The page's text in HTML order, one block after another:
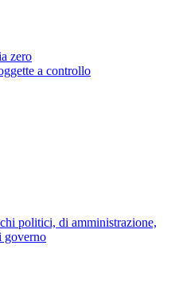
zero
a controllo
politici, di amministrazione,
governo